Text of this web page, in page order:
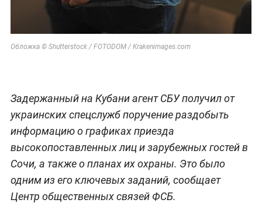
Обложка © Shutterstock / FOTODOM / Krakenimages.com
Задержанный на Кубани агент СБУ получил от
украинских спецслужб поручение раздобыть
информацию о графиках приезда
высокопоставленных лиц и зарубежных гостей в
Сочи, а также о планах их охраны. Это было
одним из его ключевых заданий, сообщает
Центр общественных связей ФСБ.